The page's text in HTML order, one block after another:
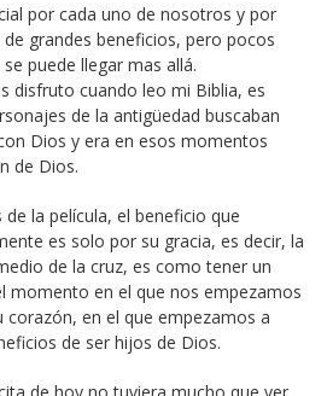
por cada uno de nosotros y por
grandes beneficios, pero pocos
puede llegar mas allá.
disfruto cuando leo mi Biblia, es
de la antigüedad buscaban
Dios y era en esos momentos
de Dios.
la película, el beneficio que
es solo por su gracia, es decir, la
de la cruz, es como tener un
momento en el que nos empezamos
en el que empezamos a
de ser hijos de Dios.